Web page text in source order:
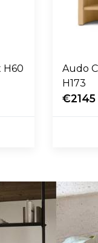
H60
Audo
H173
€2145